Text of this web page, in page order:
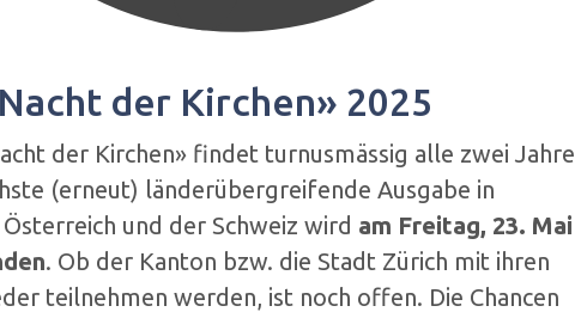
der Kirchen» 2025
der Kirchen» findet turnusmässig alle zwei Jahre
(erneut) länderübergreifende Ausgabe in
und der Schweiz wird am Freitag, 23. Mai
. Ob der Kanton bzw. die Stadt Zürich mit ihren
teilnehmen werden, ist noch offen. Die Chancen